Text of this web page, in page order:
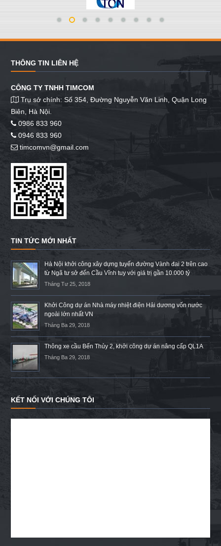
THÔNG TIN LIÊN HỆ
CÔNG TY TNHH TIMCOM
Trụ sở chính: Số 354, Đường Nguyễn Văn Linh, Quận Long
Biên, Hà Nội.
0986 833 960
0946 833 960
timcomvn@gmail.com
TIN TỨC MỚI NHẤT
Hà Nội khởi công xây dựng tuyến đường Vành đai 2 trên cao
từ Ngã tư sở đến Cầu Vĩnh tuy với giá trị gần 10.000 tỷ
Tháng Tư 25, 2018
Khởi Công dự án Nhà máy nhiệt điện Hải dương vốn nước
ngoài lớn nhất VN
Tháng Ba 29, 2018
Thông xe cầu Bến Thủy 2, khởi công dự án nâng cấp QL1A
Tháng Ba 29, 2018
KẾT NỐI VỚI CHÚNG TÔI